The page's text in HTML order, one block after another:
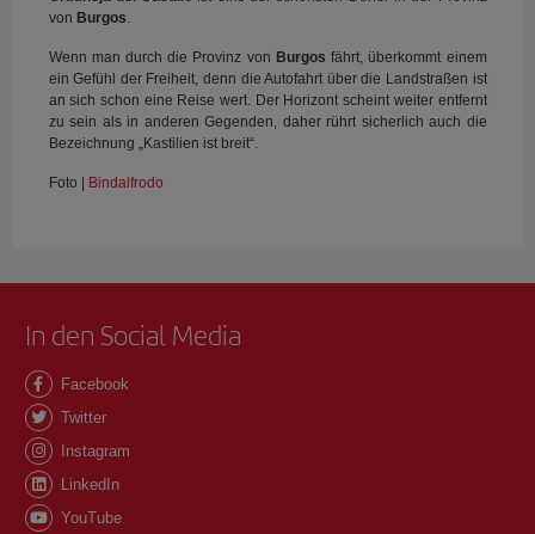
von Burgos
Wenn man durch die Provinz von Burgos fährt, überkommt einem
ein Gefühl der Freiheit, denn die Autofahrt über die Landstraßen ist
an sich schon eine Reise wert. Der Horizont scheint weiter entfernt
zu sein als in anderen Gegenden, daher rührt sicherlich auch die
Bezeichnung „Kastilien ist breit“.
Foto | Bindalfrodo
In den Social Media
Facebook
Twitter
Instagram
LinkedIn
YouTube